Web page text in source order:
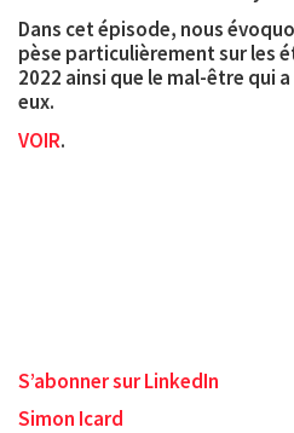
Dans cet épisode, nous
pèse particulièrement sur les
2022 ainsi que le mal-être qui
eux.
VOIR.
S’abonner sur LinkedIn
Simon Icard